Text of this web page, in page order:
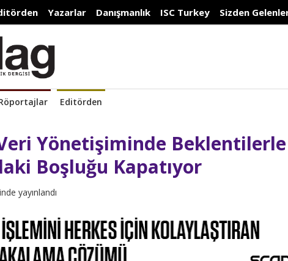
Yazarlar Danışmanlık ISC Turkey Sizden
Editörden
Yönetişiminde Beklentilerle
Boşluğu Kapatıyor
yayınlandı